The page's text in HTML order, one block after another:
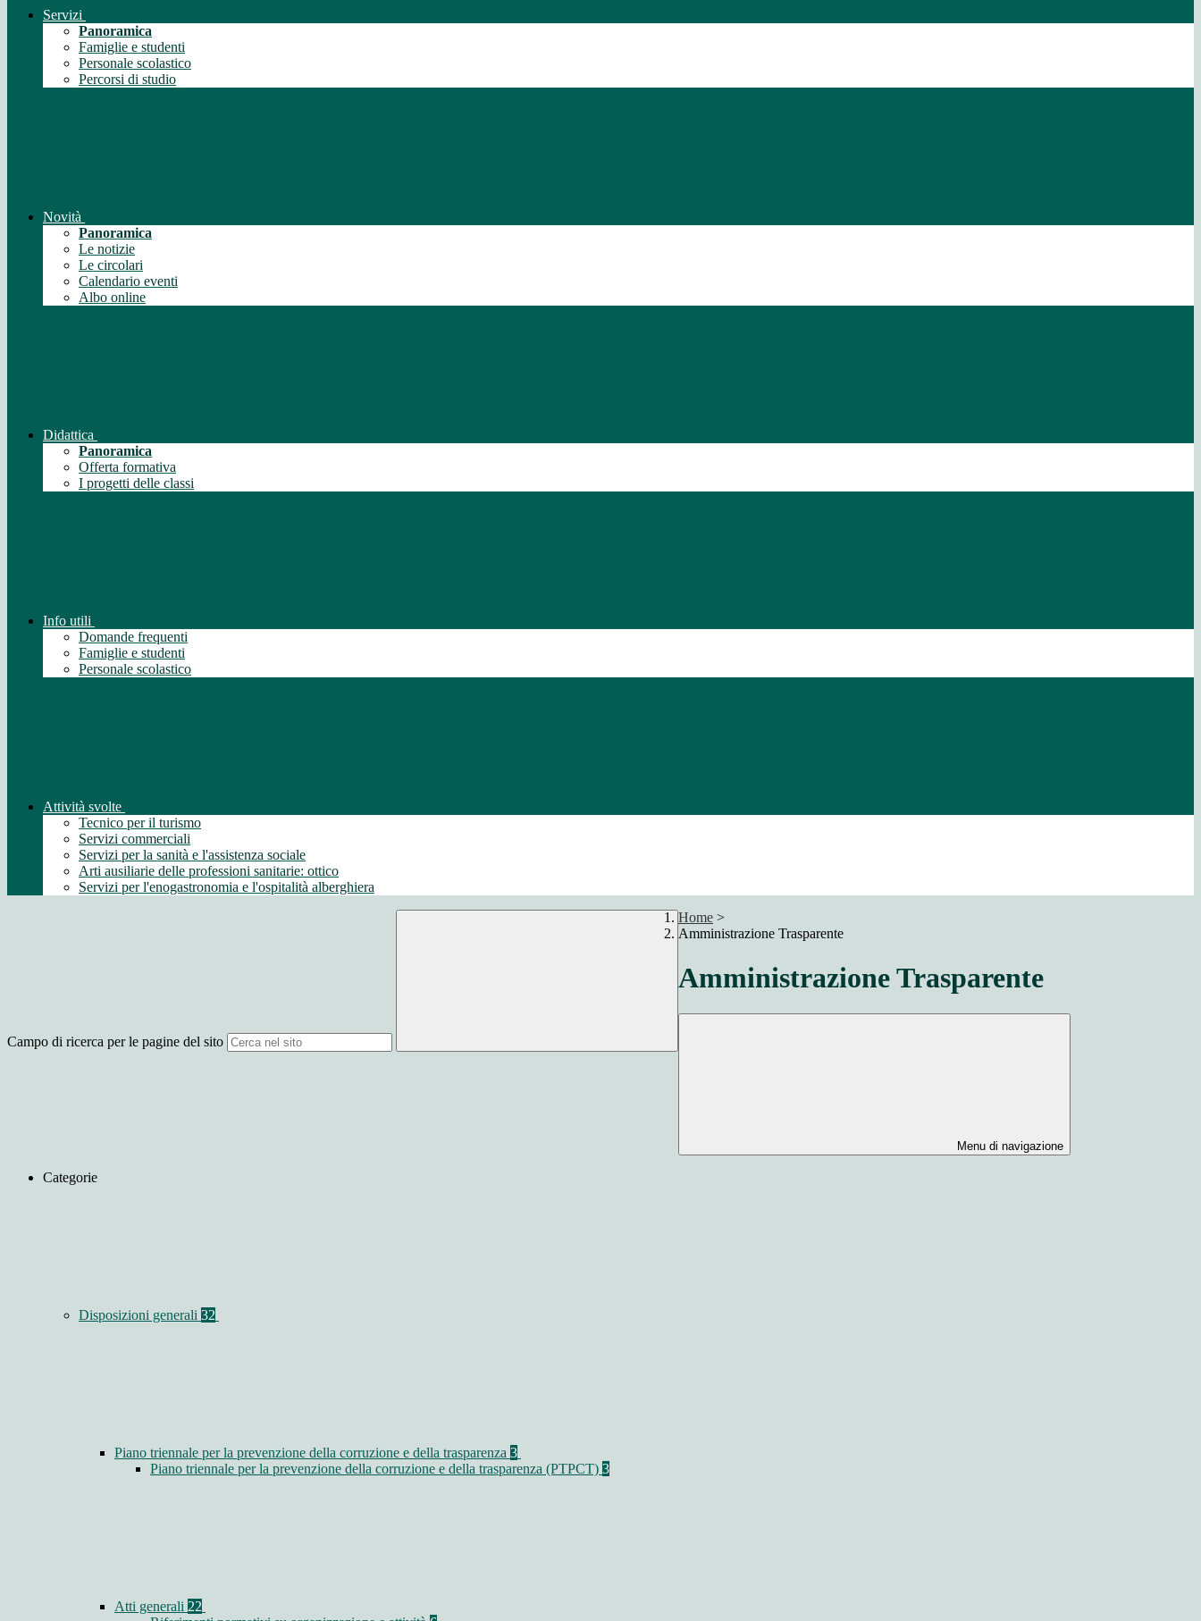
Servizi
Panoramica
Famiglie e studenti
Personale scolastico
Percorsi di studio
Novità
Panoramica
Le notizie
Le circolari
Calendario eventi
Albo online
Didattica
Panoramica
Offerta formativa
I progetti delle classi
Info utili
Domande frequenti
Famiglie e studenti
Personale scolastico
Attività svolte
Tecnico per il turismo
Servizi commerciali
Servizi per la sanità e l'assistenza sociale
Arti ausiliarie delle professioni sanitarie: ottico
Servizi per l'enogastronomia e l'ospitalità alberghiera
Campo di ricerca per le pagine del sito
Home >
Amministrazione Trasparente
Amministrazione Trasparente
Menu di navigazione
Categorie
Disposizioni generali 32
Piano triennale per la prevenzione della corruzione e della trasparenza 3
Piano triennale per la prevenzione della corruzione e della trasparenza (PTPCT) 3
Atti generali 22